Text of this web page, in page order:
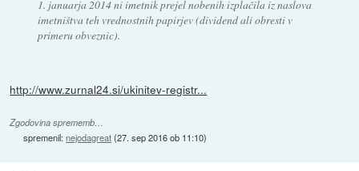
1. januarja 2014 ni imetnik prejel nobenih izplačila iz naslova
imetništva teh vrednostnih papirjev (dividend ali obresti v
primeru obveznic).
http://www.zurnal24.si/ukinitev-registr...
Zgodovina sprememb…
spremenil:nejodagreat(27. sep 2016 ob 11:10)